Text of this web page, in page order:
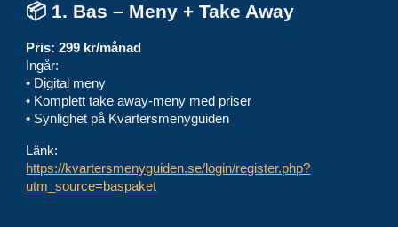
📦 1. Bas – Meny + Take Away
Pris: 299 kr/månad
Ingår:
• Digital meny
• Komplett take away-meny med priser
• Synlighet på Kvartersmenyguiden
Länk:
https://kvartersmenyguiden.se/login/register.php?
utm_source=baspaket